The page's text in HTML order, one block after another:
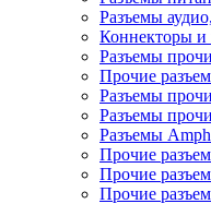
Разъeмы
Коннекторы и
Разъeмы
Прочие
Разъемы
Разъемы
Разъемы
Прочие
Прочие
Прочие